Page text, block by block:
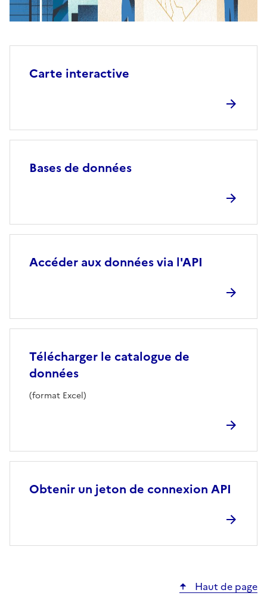
Carte interactive
Bases de données
Accéder aux données via l'API
Télécharger le catalogue de
données
(format Excel)
Obtenir un jeton de connexion API
Haut de page